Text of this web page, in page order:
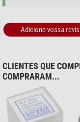
Adicione vossa
CLIENTES QUE
COMPRARAM...